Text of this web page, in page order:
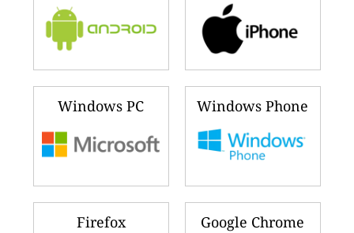
Windows Phone
Windows PC
Google Chrome
Firefox